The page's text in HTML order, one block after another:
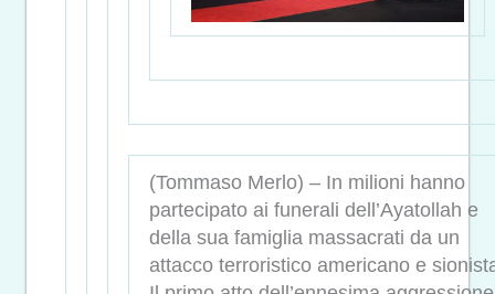
(Tommaso Merlo) – In milioni hanno
partecipato ai funerali dell’Ayatollah e
della sua famiglia massacrati da un
attacco terroristico americano e